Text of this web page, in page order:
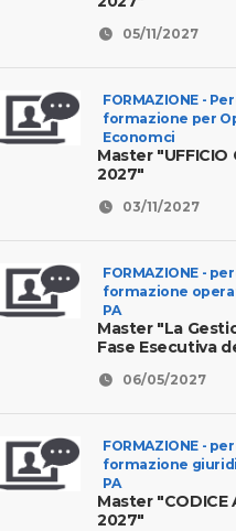
05/11/2027
FORMAZIONE -
formazione per
Economci
Master "UFFICIO
2027"
03/11/2027
FORMAZIONE -
formazione
PA
Master "La
Fase Esecutiva
06/05/2027
FORMAZIONE -
formazione
PA
Master "CODICE
2027"